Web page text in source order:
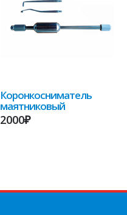
Коронкосниматель
маятниковый
2000₽